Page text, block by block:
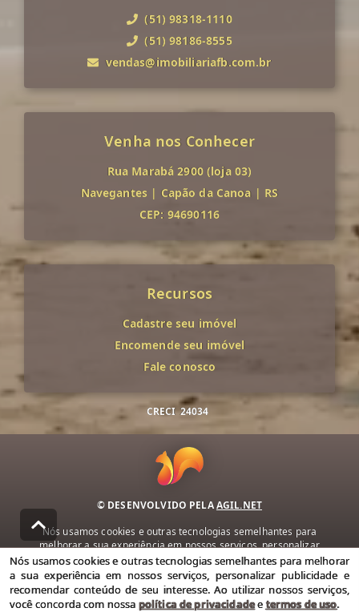
(51) 98318-1110
(51) 98186-8555
vendas@imobiliariafb.com.br
Venha nos Conhecer
Rua Marabá 2900 (loja 03)
Navegantes | Capão da Canoa | RS
CEP: 94690116
Recursos
Cadastre seu imóvel
Encomende seu imóvel
Fale conosco
CRECI 24034
© DESENVOLVIDO PELAAGIL.NET
Nós usamos cookies e outras tecnologias semelhantes para
melhorar a sua experiência em nossos serviços, personalizar
publicidade e recomendar conteúdo de seu interesse. Ao utilizar
nossos serviços, você concorda com nossa política de privacidade e
termos de uso.
Política de Privacidade Termos de uso
Nós usamos cookies e outras tecnologias semelhantes para melhorar
a sua experiência em nossos serviços, personalizar publicidade e
recomendar conteúdo de seu interesse. Ao utilizar nossos serviços,
você concorda com nossa política de privacidadeetermos de uso.